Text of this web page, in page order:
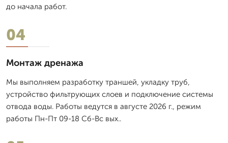
до начала работ.
04
Монтаж дренажа
Мы выполняем разработку траншей, укладку труб,
устройство фильтрующих слоев и подключение системы
отвода воды. Работы ведутся в августе 2026 г., режим
работы Пн-Пт 09-18 Сб-Вс вых..